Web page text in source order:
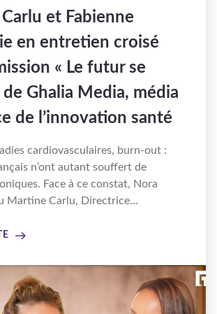
et Fabienne
en entretien croisé
« Le futur se
de Ghalia Media, média
de l’innovation santé
cardiovasculaires, burn-out :
n’ont autant souffert de
Face à ce constat, Nora
Martine Carlu, Directrice…